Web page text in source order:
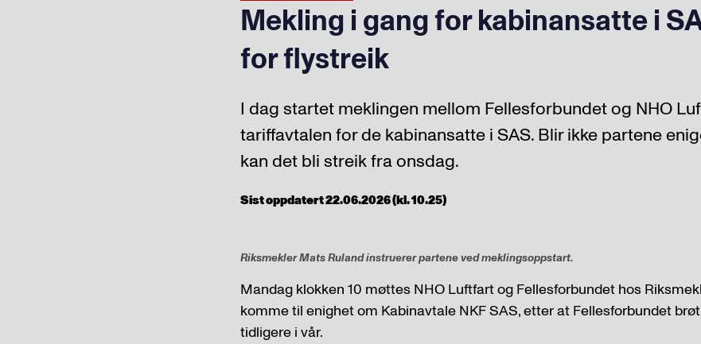
Mekling i gang for kabinansatte i
for flystreik
I dag startet meklingen mellom Fellesforbundet og NHO
tariffavtalen for de kabinansatte i SAS. Blir ikke partene
kan det bli streik fra onsdag.
Sist oppdatert 22.06.2026 (kl. 10.25)
Riksmekler Mats Ruland instruerer partene ved meklingsoppstart.
Mandag klokken 10 møttes NHO Luftfart og Fellesforbundet hos
komme til enighet om Kabinavtale NKF SAS, etter at Fellesforbundet
tidligere i vår.